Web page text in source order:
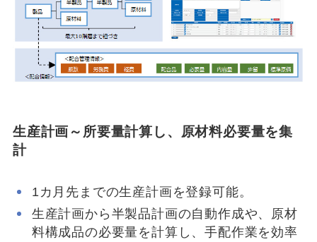
生産計画～所要量計算し、原材料必要量を集
計
1カ月先までの生産計画を登録可能。
生産計画から半製品計画の自動作成や、原材
料構成品の必要量を計算し、手配作業を効率